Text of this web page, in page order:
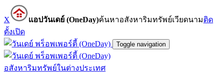
X แอปวันเดย์ (OneDay)ค้นหาอสังหาริมทรัพย์เวียดนามติด
ตั้งเปิด
Toggle navigation
อสังหาริมทรัพย์ในต่างประเทศ